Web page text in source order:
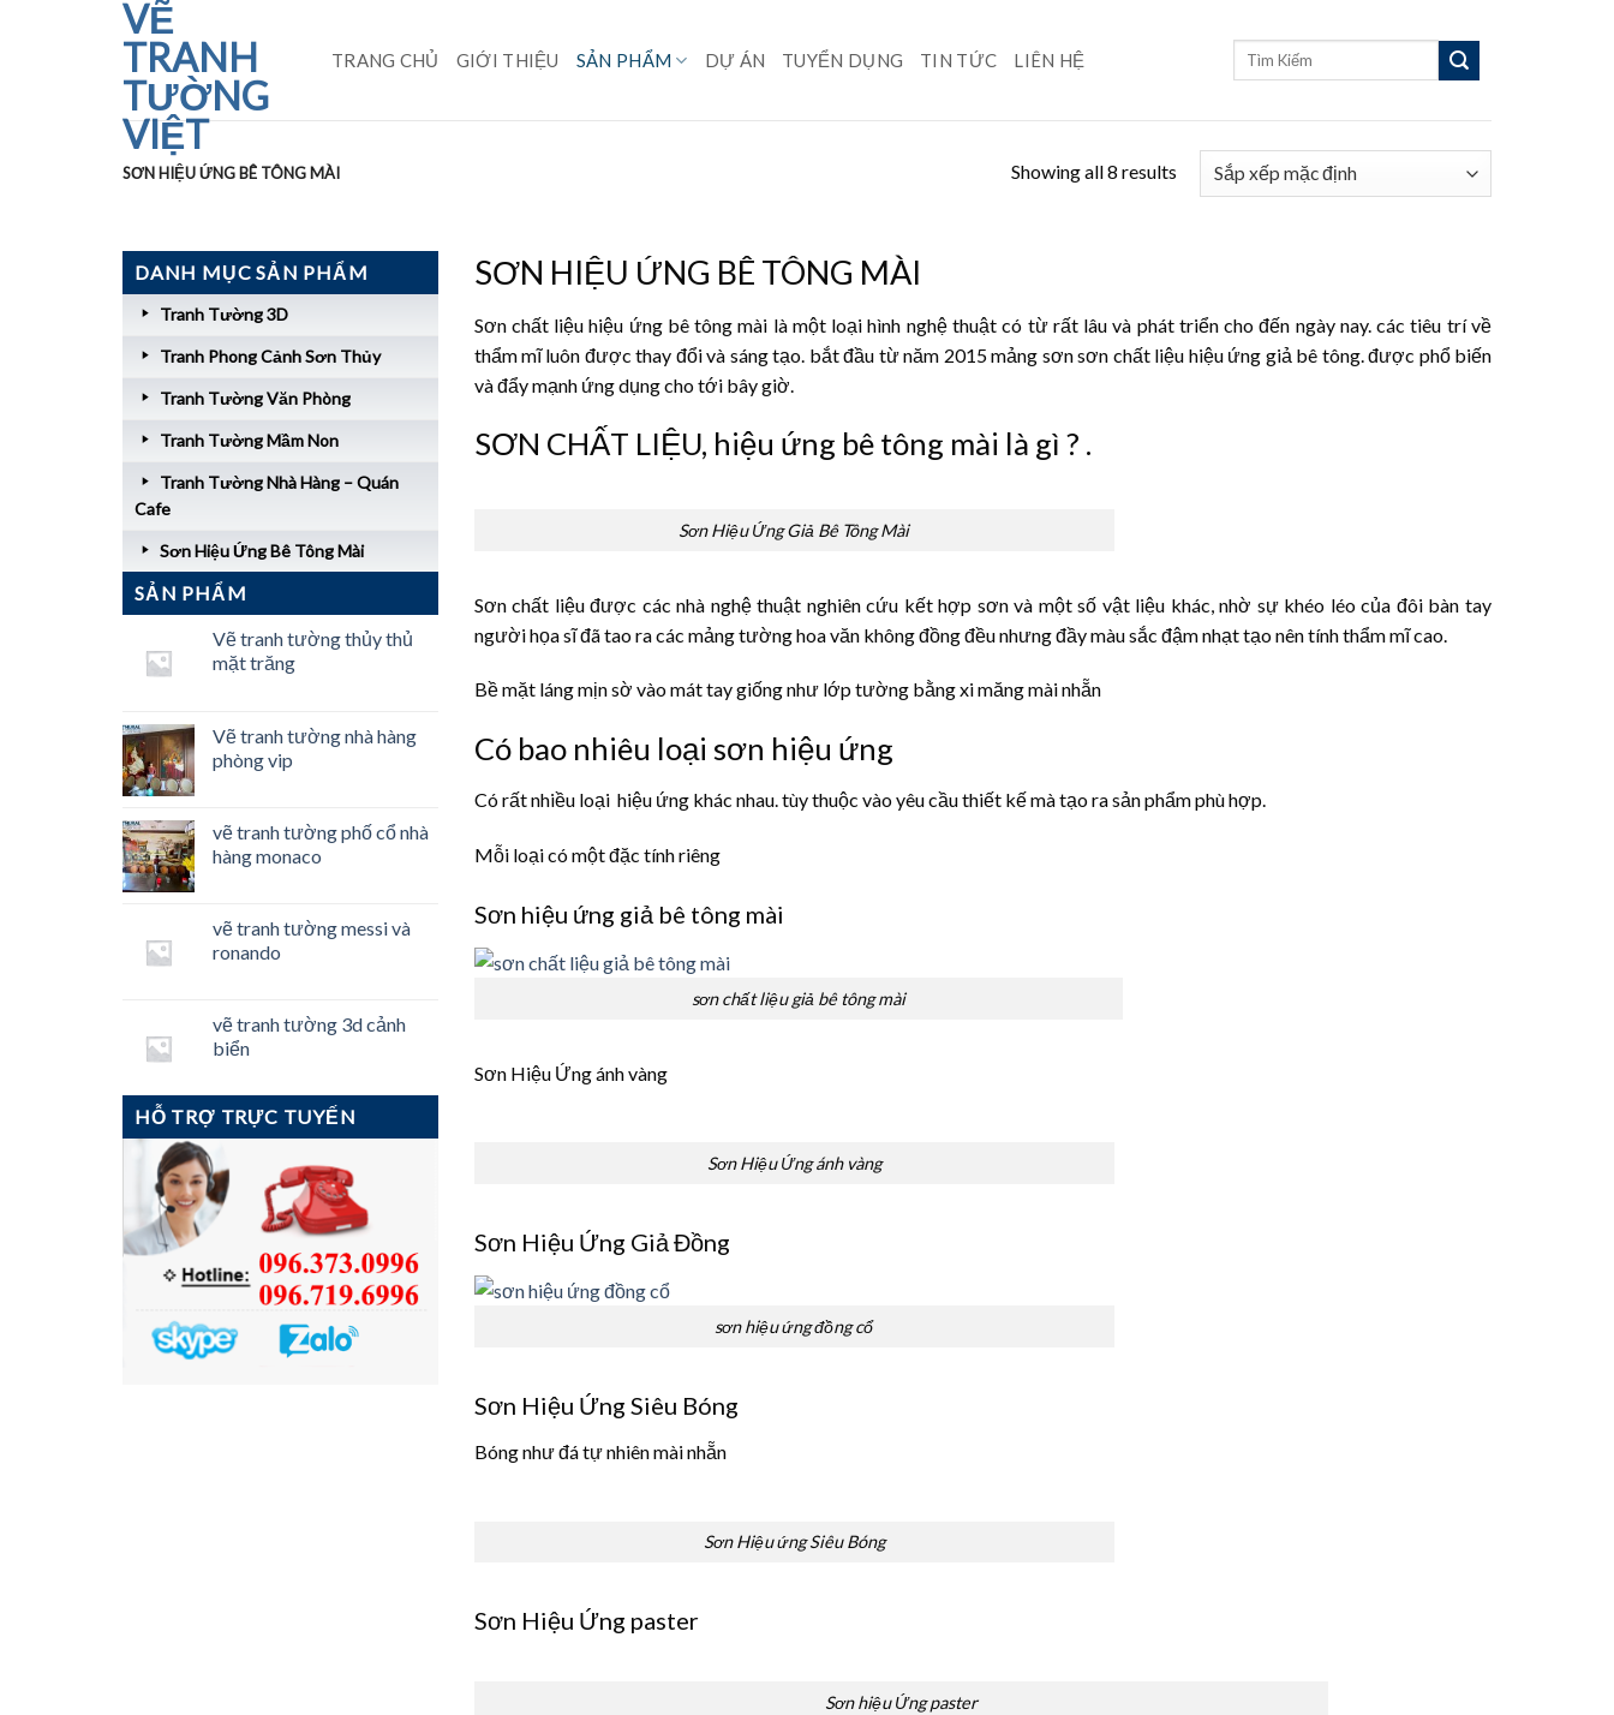
VẼ
TRANH
TƯỜNG
VIỆT
TRANG CHỦ GIỚI THIỆU SẢN PHẨM DỰ ÁN TUYỂN DỤNG TIN TỨC LIÊN HỆ
Tìm
SƠN HIỆU ỨNG BÊ TÔNG MÀI Showing all 8 results
DANH MỤC SẢN PHẨM
Tranh Tường 3D
Tranh Phong Cảnh Sơn Thủy
Tranh Tường Văn Phòng
Tranh Tường Mầm Non
Tranh Tường Nhà Hàng – Quán
Cafe
Sơn Hiệu Ứng Bê Tông Mài
SẢN PHẨM
Vẽ tranh tường thủy thủ
mặt trăng
Vẽ tranh tường nhà hàng
phòng vip
vẽ tranh tường phố cổ nhà
hàng monaco
vẽ tranh tường messi và
ronando
vẽ tranh tường 3d cảnh
biển
HỖ TRỢ TRỰC TUYẾN
SƠN HIỆU ỨNG BÊ TÔNG MÀI
Sơn chất liệu hiệu ứng bê tông mài là một loại hình nghệ thuật có từ rất lâu và phát triển cho đến ngày nay. các tiêu trí về
thẩm mĩ luôn được thay đổi và sáng tạo. bắt đầu từ năm 2015 mảng sơn sơn chất liệu hiệu ứng giả bê tông. được phổ biến
và đẩy mạnh ứng dụng cho tới bây giờ.
SƠN CHẤT LIỆU, hiệu ứng bê tông mài là gì ? .
Sơn Hiệu Ứng Giả Bê Tông Mài
Sơn chất liệu được các nhà nghệ thuật nghiên cứu kết hợp sơn và một số vật liệu khác, nhờ sự khéo léo của đôi bàn tay
người họa sĩ đã tao ra các mảng tường hoa văn không đồng đều nhưng đầy màu sắc đậm nhạt tạo nên tính thẩm mĩ cao.
Bề mặt láng mịn sờ vào mát tay giống như lớp tường bằng xi măng mài nhẵn
Có bao nhiêu loại sơn hiệu ứng
Có rất nhiều loại hiệu ứng khác nhau. tùy thuộc vào yêu cầu thiết kế mà tạo ra sản phẩm phù hợp.
Mỗi loại có một đặc tính riêng
Sơn hiệu ứng giả bê tông mài
sơn chất liệu giả bê tông mài
Sơn Hiệu Ứng ánh vàng
Sơn Hiệu Ứng ánh vàng
Sơn Hiệu Ứng Giả Đồng
sơn hiệu ứng đồng cổ
Sơn Hiệu Ứng Siêu Bóng
Bóng như đá tự nhiên mài nhẵn
Sơn Hiệu ứng Siêu Bóng
Sơn Hiệu Ứng paster
Sơn hiệu Ứng paster